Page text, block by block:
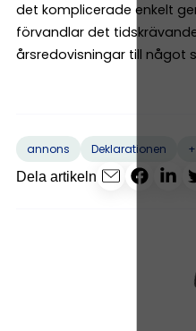
det komplicerade enkelt
förvandlar det
årsredovisningar till något
annons Deklarationen
Dela artikeln